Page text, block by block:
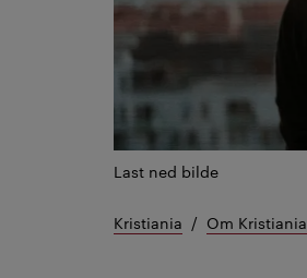
Last ned bilde
Kristiania Om Kristiania